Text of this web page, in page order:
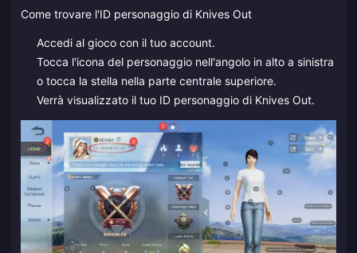
Come trovare l'ID personaggio di Knives Out
Accedi al gioco con il tuo account.
Tocca l'icona del personaggio nell'angolo in alto a sinistra
o tocca la stella nella parte centrale superiore.
Verrà visualizzato il tuo ID personaggio di Knives Out.